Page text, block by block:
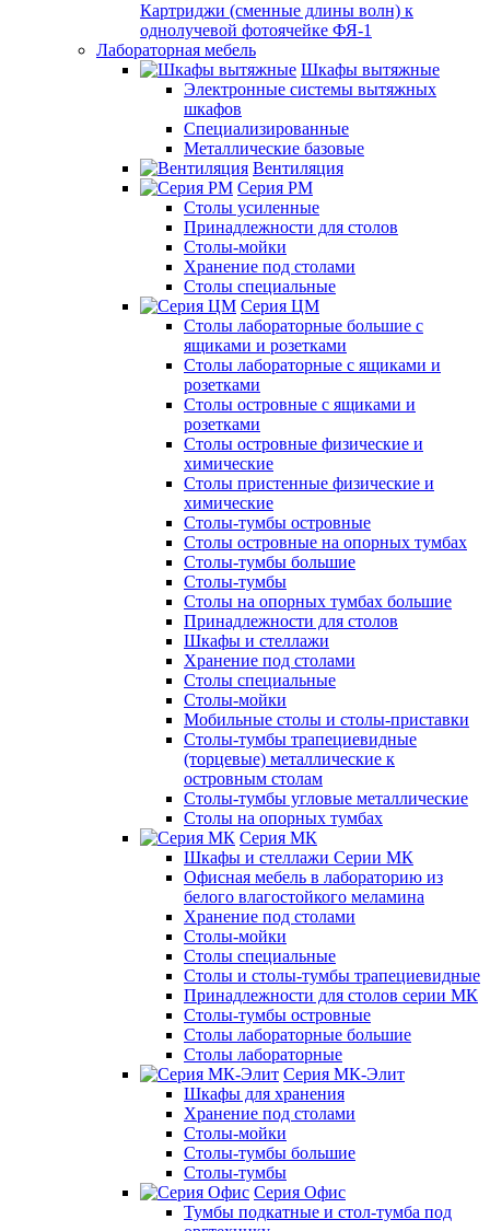
Картриджи (сменные длины волн) к
однолучевой фотоячейке ФЯ-1
Лабораторная мебель
Шкафы вытяжные
Электронные системы вытяжных
шкафов
Специализированные
Металлические базовые
Вентиляция
Серия РМ
Столы усиленные
Принадлежности для столов
Столы-мойки
Хранение под столами
Столы специальные
Серия ЦМ
Столы лабораторные большие с
ящиками и розетками
Столы лабораторные с ящиками и
розетками
Столы островные с ящиками и
розетками
Столы островные физические и
химические
Столы пристенные физические и
химические
Столы-тумбы островные
Столы островные на опорных тумбах
Столы-тумбы большие
Столы-тумбы
Столы на опорных тумбах большие
Принадлежности для столов
Шкафы и стеллажи
Хранение под столами
Столы специальные
Столы-мойки
Мобильные столы и столы-приставки
Столы-тумбы трапециевидные
(торцевые) металлические к
островным столам
Столы-тумбы угловые металлические
Столы на опорных тумбах
Серия МК
Шкафы и стеллажи Серии МК
Офисная мебель в лабораторию из
белого влагостойкого меламина
Хранение под столами
Столы-мойки
Столы специальные
Столы и столы-тумбы трапециевидные
Принадлежности для столов серии МК
Столы-тумбы островные
Столы лабораторные большие
Столы лабораторные
Серия МК-Элит
Шкафы для хранения
Хранение под столами
Столы-мойки
Столы-тумбы большие
Столы-тумбы
Серия Офис
Тумбы подкатные и стол-тумба под